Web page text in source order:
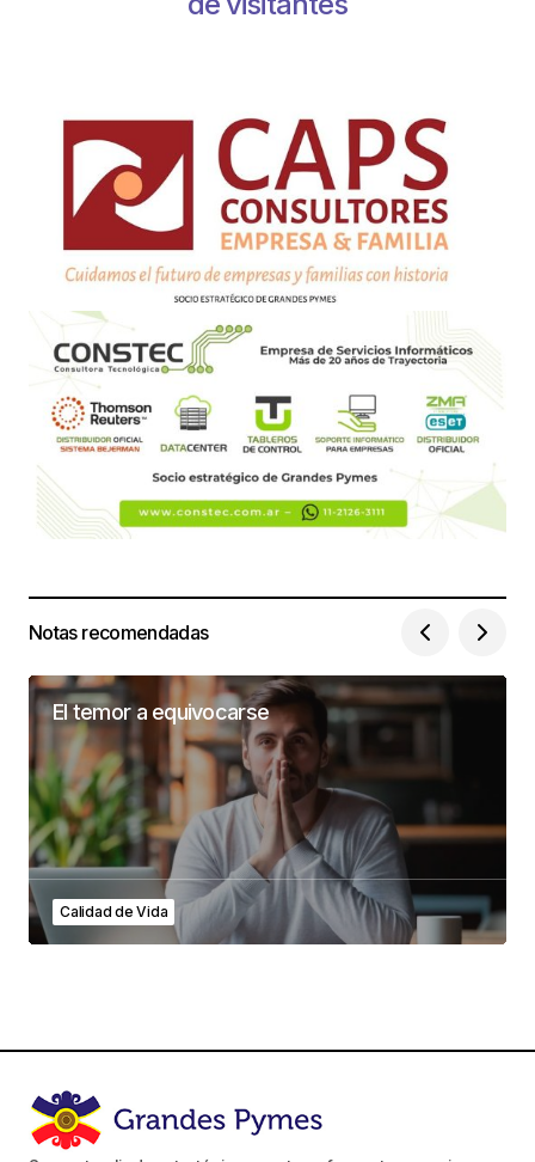
Notas recomendadas
El temor a equivocarse
Calidad de Vida